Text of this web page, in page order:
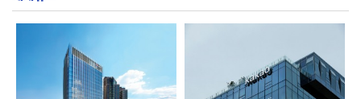
치다.연구소에 따르면 7월 생수 브랜드평판 순위는 삼
다수, 백산수, 동원샘물, 스파클, 아이시스, 에비앙,
몽베스트, 크리스탈, 풀무원샘물, 평창수, 지리산수,